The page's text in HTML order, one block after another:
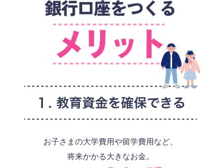
お子さまの大学費用や留学費用など、
将来かかる大きなお金。